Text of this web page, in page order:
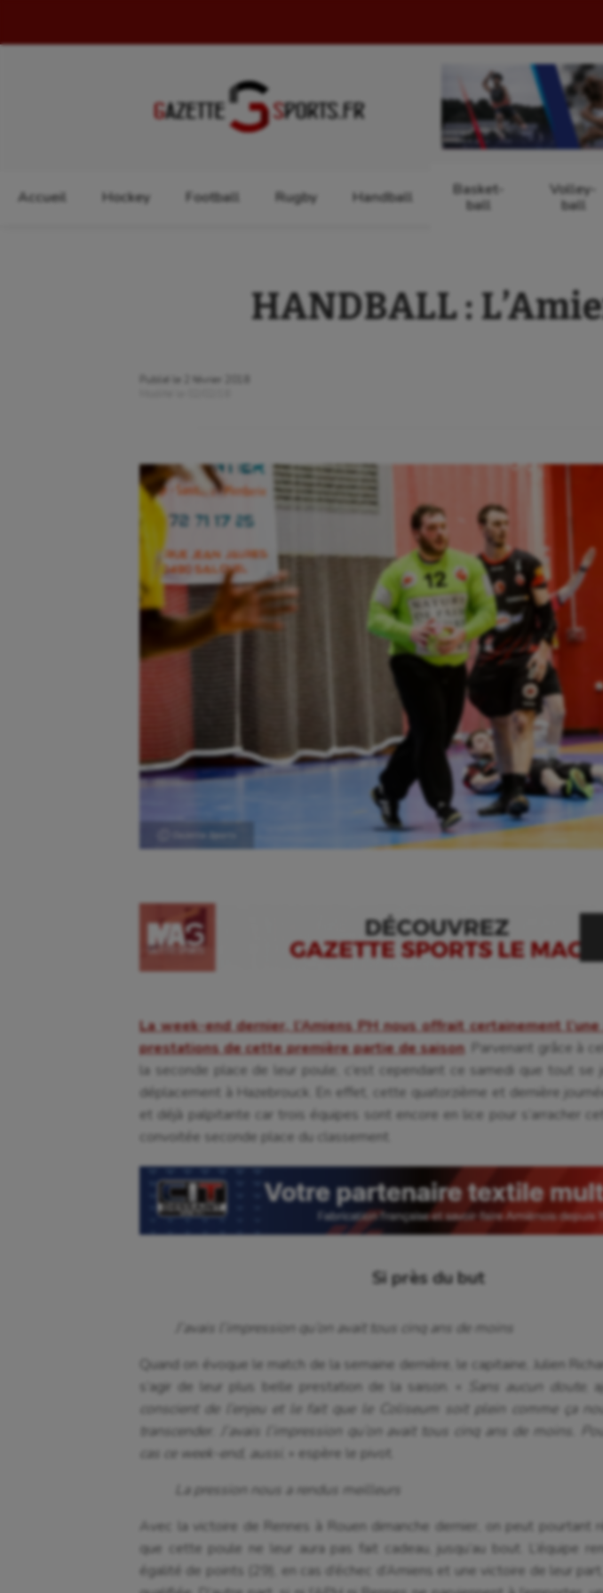
Accueil Hockey Football Rugby Handball
Basket-
ball
Volley-
ball
HANDBALL :
Publié le
2 février 2018
Ⓒ Gazette Sports
La week-end dernier, l’Amiens PH nous offrait certainement
prestations de cette première partie de saison. Parvenant grâce à
la seconde place de leur poule, c’est cependant ce samedi que tout se
déplacement à Hazebrouck. En effet, cette quatorzième et dernière
et déjà palpitante car trois équipes sont encore en lice pour s’arracher
convoitée seconde place du classement.
Si près du but
J’avais l’impression qu’on avait tous cinq ans de moins
Quand on évoque le match de la semaine dernière, le capitaine, Julien
s’agir de leur plus belle prestation de la saison. «
Sans aucun doute ,
conscient de l’enjeu et le fait que le Coliseum soit plein comme ça
transcender. J’avais l’impression qu’on avait tous cinq ans de moins.
cas ce week-end, aussi
, » espère le pivot.
La pression nous a rendus meilleurs
Avec la victoire de Rennes à Rouen dimanche dernier, on peut pourtant
que cette poule ne leur aura pas fait cadeau, jusqu’au bout. L’équipe
égalité de points (29), en cas d’échec d’Amiens et une victoire de leur